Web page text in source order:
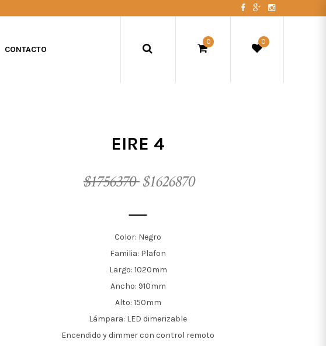
CONTACTO
0 0
EIRE 4
$1756370 $1626870
Color: Negro
Familia: Plafon
Largo: 1020mm
Ancho: 910mm
Alto: 150mm
Lámpara: LED dimerizable
Encendido y dimmer con control remoto